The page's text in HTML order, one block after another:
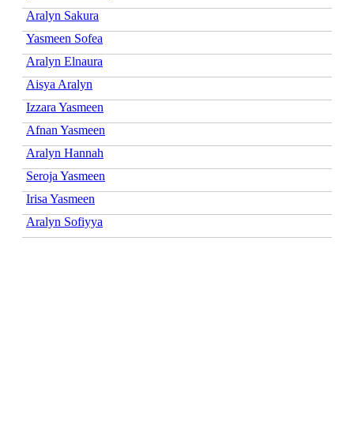
Aralyn Sakura
Yasmeen Sofea
Aralyn Elnaura
Aisya Aralyn
Izzara Yasmeen
Afnan Yasmeen
Aralyn Hannah
Seroja Yasmeen
Irisa Yasmeen
Aralyn Sofiyya